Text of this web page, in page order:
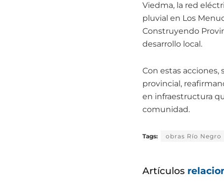
Viedma, la red
pluvial en Los
Construyendo
desarrollo local.
Con estas
provincial,
en infraestructura
comunidad.
Tags: obras Río Negro
Artículos